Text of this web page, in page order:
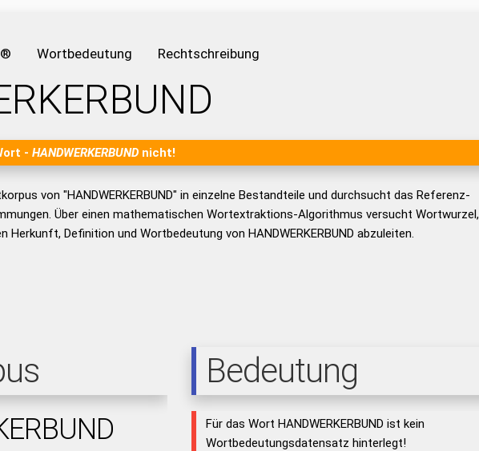
Wortbedeutung Rechtschreibung
- HANDWERKERBUNDnicht!
von "HANDWERKERBUND" in einzelne Bestandteile und durchsucht das Referenz-
Über einen mathematischen Wortextraktions-Algorithmus versucht Wortwurzel,
Definition und Wortbedeutung von HANDWERKERBUND abzuleiten.
Bedeutung
Für das Wort HANDWERKERBUND ist kein
Wortbedeutungsdatensatz hinterlegt!